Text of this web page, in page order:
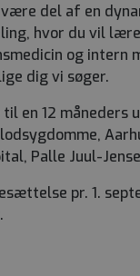
del af en
hvor du vil
og intern
dig vi søger.
en 12 måneders
Palle Juul-
pr. 1.